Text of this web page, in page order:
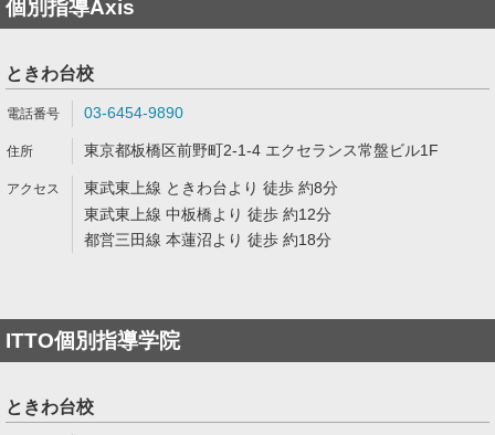
個別指導Axis
ときわ台校
03-6454-9890
東京都板橋区前野町2-1-4 エクセランス常盤ビル1F
東武東上線 ときわ台より 徒歩 約8分
東武東上線 中板橋より 徒歩 約12分
都営三田線 本蓮沼より 徒歩 約18分
ITTO個別指導学院
ときわ台校